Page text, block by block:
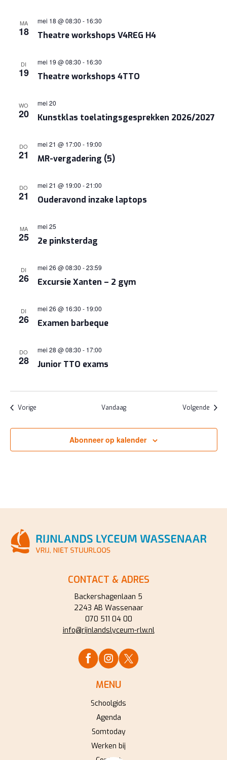
MA
18 Theatre workshops V4REG H4
mei 18 @ 08:30 - 16:30
DI
19 Theatre workshops 4TTO
mei 19 @ 08:30 - 16:30
WO
20 Kunstklas toelatingsgesprekken 2026/2027
mei 20
DO
21 MR-vergadering (5)
mei 21 @ 17:00 - 19:00
DO
21 Ouderavond inzake laptops
mei 21 @ 19:00 -21:00
MA
25 2e pinksterdag
mei 25
DI
26 Excursie Xanten – 2 gym
mei 26 @ 08:30 -23:59
DI
26 Examen barbeque
mei 26 @ 16:30 - 19:00
DO
28 Junior TTO exams
mei 28 @ 08:30 - 17:00
VorigeEvenementen Vandaag Volgende
Abonneer op kalender
CONTACT & ADRES
Backershagenlaan 5
2243 AB Wassenaar
070 511 04 00
info@rijnlandslyceum-rlw.nl
MENU
Schoolgids
Agenda
Somtoday
Werken bij